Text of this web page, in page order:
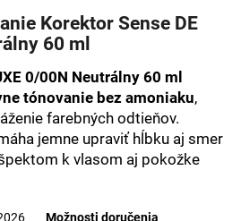
Korektor Sense DE
60 ml
0/00N Neutrálny 60 ml
tónovanie bez amoniaku,
farebných odtieňov.
jemne upraviť hĺbku aj smer
k vlasom aj pokožke
Možnosti doručenia